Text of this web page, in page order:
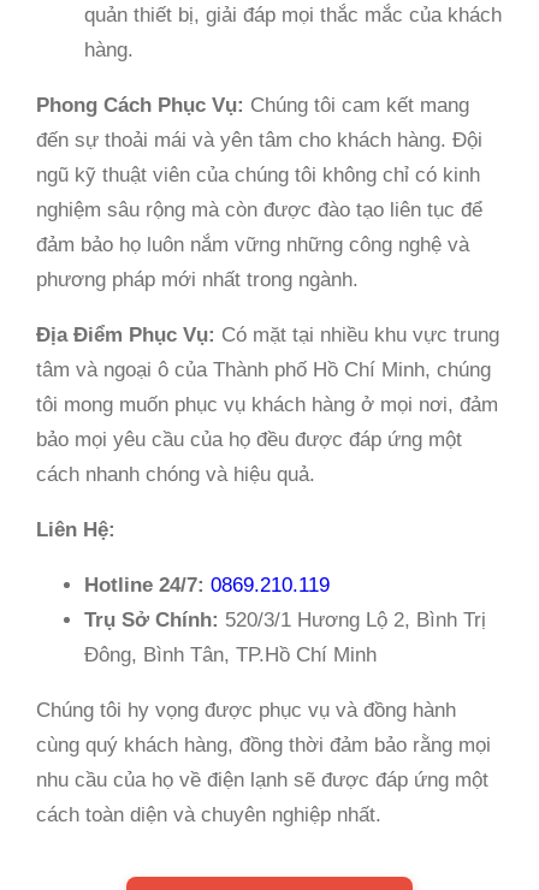
quản thiết bị, giải đáp mọi thắc mắc của khách
hàng.
Phong Cách Phục Vụ: Chúng tôi cam kết mang
đến sự thoải mái và yên tâm cho khách hàng. Đội
ngũ kỹ thuật viên của chúng tôi không chỉ có kinh
nghiệm sâu rộng mà còn được đào tạo liên tục để
đảm bảo họ luôn nắm vững những công nghệ và
phương pháp mới nhất trong ngành.
Địa Điểm Phục Vụ: Có mặt tại nhiều khu vực trung
tâm và ngoại ô của Thành phố Hồ Chí Minh, chúng
tôi mong muốn phục vụ khách hàng ở mọi nơi, đảm
bảo mọi yêu cầu của họ đều được đáp ứng một
cách nhanh chóng và hiệu quả.
Liên Hệ:
Hotline 24/7: 0869.210.119
Trụ Sở Chính: 520/3/1 Hương Lộ 2, Bình Trị
Đông, Bình Tân, TP.Hồ Chí Minh
Chúng tôi hy vọng được phục vụ và đồng hành
cùng quý khách hàng, đồng thời đảm bảo rằng mọi
nhu cầu của họ về điện lạnh sẽ được đáp ứng một
cách toàn diện và chuyên nghiệp nhất.